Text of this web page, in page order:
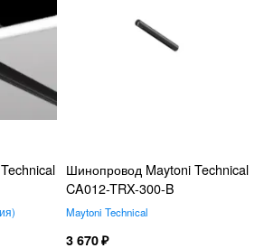
Шинопровод Maytoni Technical
CA012-TRX-300-B
Maytoni Technical
3 670